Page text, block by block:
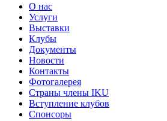
О нас
Услуги
Выставки
Клубы
Документы
Новости
Контакты
Фотогалерея
Страны члены IKU
Вступление клубов​
Спонсоры